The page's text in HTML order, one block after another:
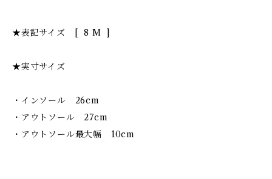
★表記サイズ [ 8 M ]
★実寸サイズ
・インソール 26cm
・アウトソール 27cm
・アウトソール最大幅 10cm